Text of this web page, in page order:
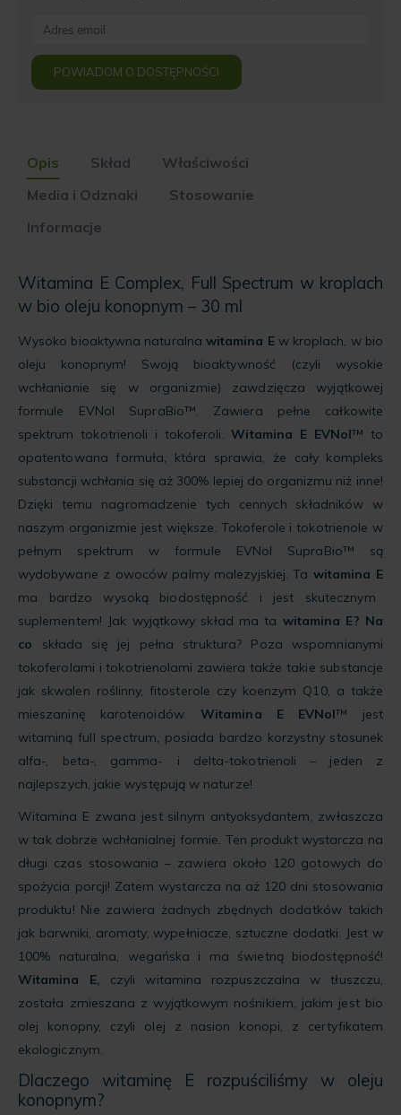
email
address
to
for
this
product
POWIADOM O DOSTĘPNOŚCI
Opis Skład
Właściwości
Media i Odznaki
Stosowanie
Informacje
Witamina E Complex, Full Spectrum w kroplach
w bio oleju konopnym – 30 ml
Wysoko bioaktywna naturalna witamina Ew kroplach, w bio
oleju konopnym! Swoją bioaktywność (czyli wysokie
wchłanianie się w organizmie) zawdzięcza wyjątkowej
formule EVNol SupraBio™. Zawiera pełne całkowite
spektrum tokotrienoli i tokoferoli.Witamina E EVNol™ to
opatentowana formuła, która sprawia, że cały kompleks
substancji wchłania się aż 300% lepiej do organizmu niż inne!
Dzięki temu nagromadzenie tych cennych składników w
naszym organizmie jest większe. Tokoferole i tokotrienole w
pełnym spektrum w formule EVNol SupraBio™ są
wydobywane z owoców palmy malezyjskiej. Ta witamina E
ma bardzo wysoką biodostępność i jest skutecznym
suplementem! Jak wyjątkowy skład ma ta witamina E? Na
co składa się jej pełna struktura? Poza wspomnianymi
tokoferolami i tokotrienolami zawiera także takie substancje
jak skwalen roślinny, fitosterole czy koenzym Q10, a także
mieszaninę karotenoidów.Witamina E EVNol™ jest
witaminą full spectrum, posiada bardzo korzystny stosunek
alfa-, beta-, gamma- i delta-tokotrienoli – jeden z
najlepszych, jakie występują w naturze!
Witamina E zwana jest silnym antyoksydantem, zwłaszcza
w tak dobrze wchłanialnej formie. Ten produkt wystarcza na
długi czas stosowania – zawiera około 120 gotowych do
spożycia porcji! Zatem wystarcza na aż 120 dni stosowania
produktu! Nie zawiera żadnych zbędnych dodatków takich
jak barwniki, aromaty, wypełniacze, sztuczne dodatki. Jest w
100% naturalna, wegańska i ma świetną biodostępność!
Witamina E, czyli witamina rozpuszczalna w tłuszczu,
została zmieszana z wyjątkowym nośnikiem, jakim jest bio
olej konopny, czyli olej z nasion konopi, z certyfikatem
ekologicznym.
Dlaczego witaminę E rozpuściliśmy w oleju
konopnym?